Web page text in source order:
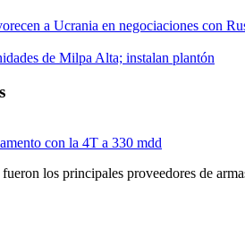
a Ucrania en negociaciones con
de Milpa Alta; instalan plantón
con la 4T a 330 mdd
los principales proveedores de